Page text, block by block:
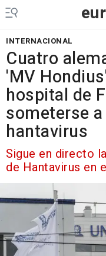
INTERNACIONAL
Cuatro
'MV
hospital de
someterse
hantavirus
Sigue en directo
de Hantavirus en